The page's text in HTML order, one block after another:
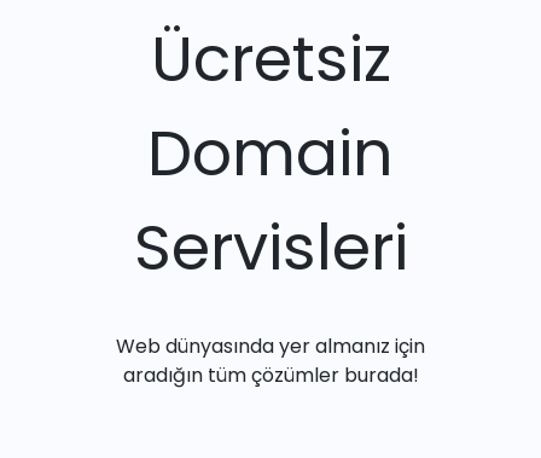
Ücretsiz
Domain
Servisleri
Web dünyasında yer almanız için
aradığın tüm çözümler burada!